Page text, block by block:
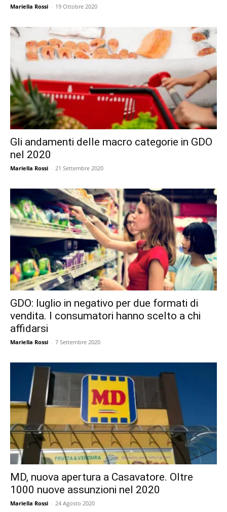
Mariella Rossi - 19 Ottobre 2020
Gli andamenti delle macro categorie in GDO
nel 2020
Mariella Rossi - 21 Settembre 2020
GDO: luglio in negativo per due formati di
vendita. I consumatori hanno scelto a chi
affidarsi
Mariella Rossi - 7 Settembre 2020
MD, nuova apertura a Casavatore. Oltre
1000 nuove assunzioni nel 2020
Mariella Rossi - 24 Agosto 2020